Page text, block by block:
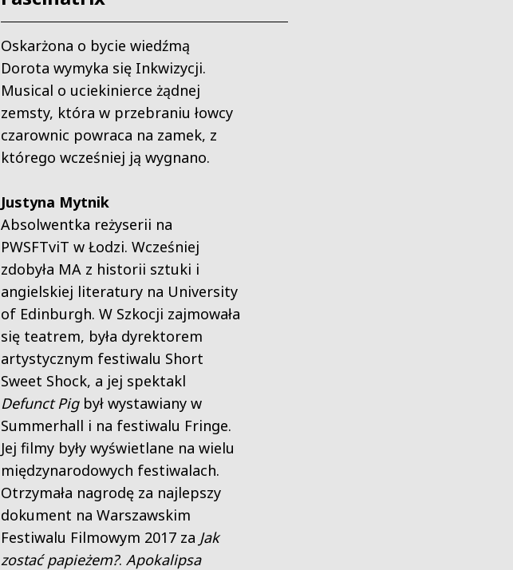
Oskarżona o bycie wiedźmą
Dorota wymyka się Inkwizycji.
Musical o uciekinierce żądnej
zemsty, która w przebraniu łowcy
czarownic powraca na zamek, z
którego wcześniej ją wygnano.
Justyna Mytnik
Absolwentka reżyserii na
PWSFTviT w Łodzi. Wcześniej
zdobyła MA z historii sztuki i
angielskiej literatury na University
of Edinburgh. W Szkocji zajmowała
się teatrem, była dyrektorem
artystycznym festiwalu Short
Sweet Shock, a jej spektakl
Defunct Pigbył wystawiany w
Summerhall i na festiwalu Fringe.
Jej filmy były wyświetlane na wielu
międzynarodowych festiwalach.
Otrzymała nagrodę za najlepszy
dokument na Warszawskim
Festiwalu Filmowym 2017 za Jak
zostać papieżem?. Apokalipsa